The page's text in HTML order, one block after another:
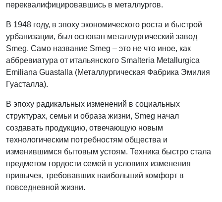
переквалифицировавшись в металлургов.
В 1948 году, в эпоху экономического роста и быстрой
урбанизации, был основан металлургический завод
Smeg. Само название Smeg – это не что иное, как
аббревиатура от итальянского Smalteria Metallurgica
Emiliana Guastalla (Металлургическая Фабрика Эмилия
Гуасталла).
В эпоху радикальных изменений в социальных
структурах, семьи и образа жизни, Smeg начал
создавать продукцию, отвечающую новым
технологическим потребностям общества и
изменившимся бытовым устоям. Техника быстро стала
предметом гордости семей в условиях изменения
привычек, требовавших наибольший комфорт в
повседневной жизни.